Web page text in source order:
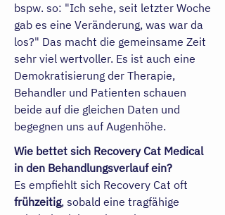
bspw. so: "Ich sehe, seit letzter Woche
gab es eine Veränderung, was war da
los?" Das macht die gemeinsame Zeit
sehr viel wertvoller. Es ist auch eine
Demokratisierung der Therapie,
Behandler und Patienten schauen
beide auf die gleichen Daten und
begegnen uns auf Augenhöhe.
Wie bettet sich Recovery Cat Medical
in den Behandlungsverlauf ein?
Es empfiehlt sich Recovery Cat oft
frühzeitig, sobald eine tragfähige